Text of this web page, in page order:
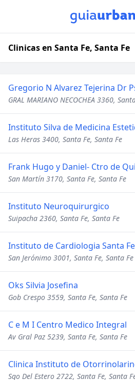
Clinicas en Santa Fe, Santa Fe
Gregorio N Alvarez Tejerina Dr
GRAL MARIANO NECOCHEA 3360,
Instituto Silva de Medicina
Las Heras 3400, Santa Fe, Santa Fe
Frank Hugo y Daniel- Ctro de
San Martín 3170, Santa Fe, Santa Fe
Instituto Neuroquirurgico
Suipacha 2360, Santa Fe, Santa Fe
Instituto de Cardiologia Santa Fe
San Jerónimo 3001, Santa Fe, Santa Fe
Oks Silvia Josefina
Gob Crespo 3559, Santa Fe, Santa Fe
C e M I Centro Medico Integral
Av Gral Paz 5239, Santa Fe, Santa Fe
Clinica Instituto de
Sgo Del Estero 2722, Santa Fe, Santa